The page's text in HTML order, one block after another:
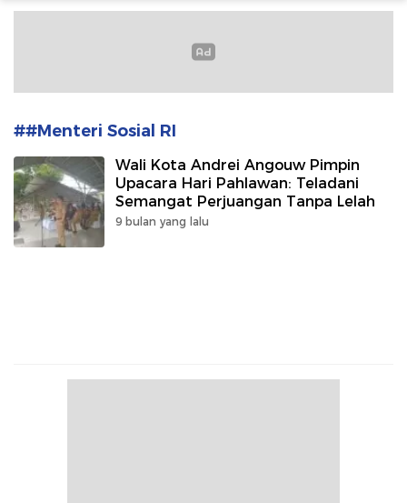
##Menteri Sosial RI
Wali Kota Andrei Angouw Pimpin
Upacara Hari Pahlawan: Teladani
Semangat Perjuangan Tanpa Lelah
9 bulan yang lalu